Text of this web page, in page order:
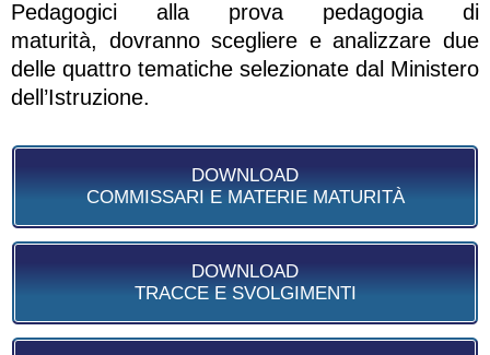
Pedagogici alla prova pedagogia di
maturità, dovranno scegliere e analizzare due
delle quattro tematiche selezionate dal Ministero
dell’Istruzione.
DOWNLOAD
COMMISSARI E MATERIE MATURITÀ
DOWNLOAD
TRACCE E SVOLGIMENTI